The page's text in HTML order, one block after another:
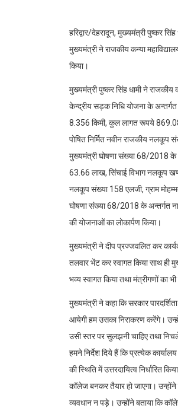
हरिद्वार/देहरादून, मुख्यमंत्री पुष्कर
मुख्यमंत्री ने राजकीय कन्या
किया।
मुख्यमंत्री पुष्कर सिंह धामी ने
केन्द्रीय सड़क निधि योजना के अन्तर्गत
8.356 किमी, कुल लागत रूपये 869.08
पोषित निर्मित नवीन राजकीय नलकूप
मुख्यमंत्री घोषणा संख्या 68/2018 के
63.66 लाख, सिंचाई विभाग नलकूप खण्ड
नलकूप संख्या 158 एलजी, ग्राम
घोषणा संख्या 68/2018 के अन्तर्गत
की योजनाओं का लोकार्पण किया।
मुख्यमंत्री ने दीप प्रज्जवलित कर
तलवार भेंट कर स्वागत किया साथ ही
भव्य स्वागत किया तथा मंत्रीगणों का
मुख्यमंत्री ने कहा कि सरकार
आयेगी हम उसका निराकरण करेंगे।
उसी स्तर पर सुलझनी चाहिए तथा
हमने निर्देश दिये हैं कि प्रत्येक
की स्थिति में उत्तरदायित्व निर्धारित
कॉलेज बनकर तैयार हो जाएगा।
व्यवधान न पड़े। उन्होंने बताया कि